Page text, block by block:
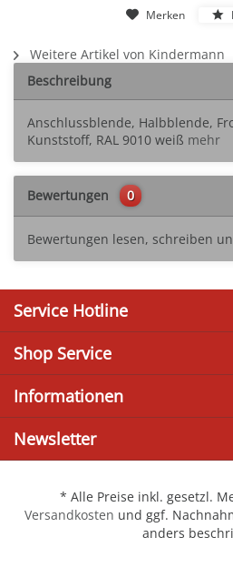
Merken
Weitere Artikel von Kindermann
Beschreibung
Anschlussblende, Halbblende,
Kunststoff, RAL 9010 weiß mehr
Bewertungen 0
Bewertungen lesen, schreiben
Service Hotline
Shop Service
Informationen
Newsletter
* Alle Preise inkl. gesetzl.
Versandkosten und ggf.
anders